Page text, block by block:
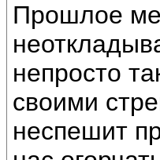
Прошлое
непросто
своими
неспешит